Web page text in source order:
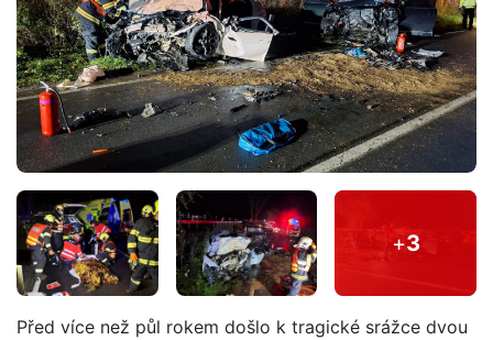
+3
Před více než půl rokem došlo k tragické srážce dvou